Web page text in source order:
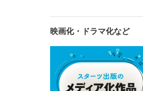
映画化・ドラマ化など